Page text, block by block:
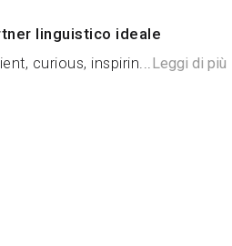
linguistico ideale
curious, inspirin...Leggi di più